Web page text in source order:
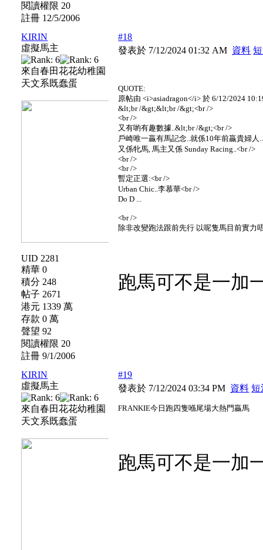
閱讀權限 20
註冊 12/5/2006
KIRIN
虛擬馬主
來自春田花花幼稚園
天文系既蠢蛋
UID 2281
精華 0
積分 248
帖子 2671
港元 1339 萬
存款 0 萬
聲望 92
閱讀權限 20
註冊 9/1/2006
#18
發表於 7/12/2024 01:32 AM 資料
QUOTE:
原帖由 <i>asiadragon</i> 於 6/12/2024
&lt;br /&gt;&lt;br /&gt;<br />
<br />
又有喲有趣數據..&lt;br /&gt;<br />
戶崎唯一贏有馬記念..就係10年前贏貴婦
又係牝馬, 馬主又係 Sunday Racing..<br />
<br />
<br />
暫定正選:<br />
Urban Chic..李慕華<br />
Do D ...
<br />
除非改變跑法跟前先行 以呢隻馬目前實力
跑馬可不是一加
KIRIN
虛擬馬主
來自春田花花幼稚園
天文系既蠢蛋
#19
發表於 7/12/2024 03:34 PM 資料 短
FRANKIE今日跑四隻喺尾場大熱門贏馬
跑馬可不是一加